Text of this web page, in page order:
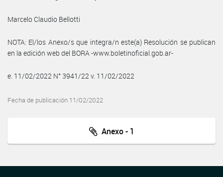
Marcelo Claudio Bellotti
NOTA: El/los Anexo/s que integra/n este(a) Resolución se publican
en la edición web del BORA -www.boletinoficial.gob.ar-
e. 11/02/2022 N° 3941/22 v. 11/02/2022
Fecha de publicación 11/02/2022
Anexo - 1